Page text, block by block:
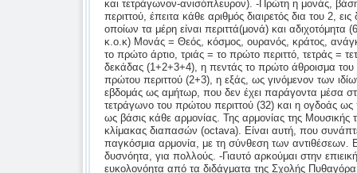
και τετράγωνον-ανισόπλευρον). -Πρώτη η μονάς, βάση
περιττού, έπειτα κάθε αριθμός διαιρετός δια του 2,
οποίων τα μέρη είναι περιττά(μονά) και αδιχοτόμητα
κ.ο.κ) Μονάς = Θεός, κόσμος, ουρανός, κράτος,
το πρώτο άρτιο, τριάς = το πρώτο περιττό, τετράς =
δεκάδας (1+2+3+4), η πεντάς το πρώτο άθροισμα του
πρώτου περιττού (2+3), η εξάς, ως γινόμενον των
εβδομάς ως αμήτωρ, που δεν έχει παράγοντα μέσα
τετράγωνο του πρώτου περιττού (32) και η ογδοάς
ως βάσις κάθε αρμονίας. Της αρμονίας της Μουσικής
κλίμακας διαπασών (octava). Είναι αυτή, που
παγκόσμια αρμονία, με τη σύνθεση των αντιθέσεων.
δυσνόητα, για πολλούς. -Γιαυτό αρκούμαι στην
ευκολονόητα από τα διδάγματα της Σχολής